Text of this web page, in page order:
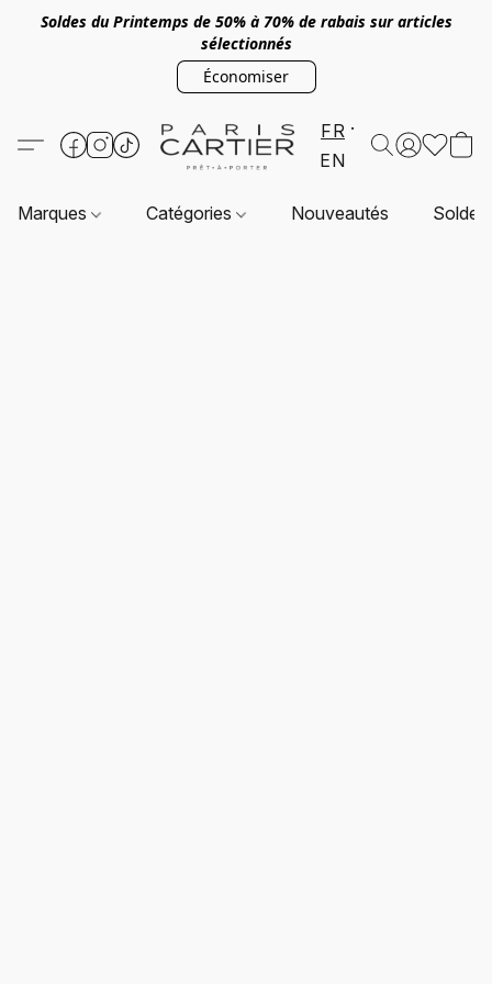
Soldes du Printemps de 50% à 70% de rabais sur articles
sélectionnés
Économiser
FR
EN
Marques Catégories Nouveautés Soldes